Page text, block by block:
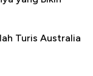
Turis Australia